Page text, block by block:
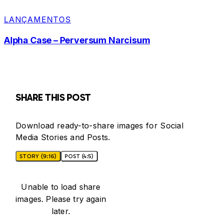
LANÇAMENTOS
Alpha Case – Perversum Narcisum
SHARE THIS POST
Download ready-to-share images for Social
Media Stories and Posts.
STORY (9:16) POST (4:5)
Unable to load share
images. Please try again
later.